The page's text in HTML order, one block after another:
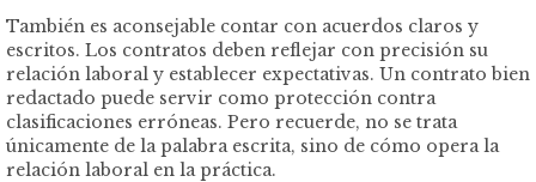
También es aconsejable contar con acuerdos claros y
escritos. Los contratos deben reflejar con precisión su
relación laboral y establecer expectativas. Un contrato bien
redactado puede servir como protección contra
clasificaciones erróneas. Pero recuerde, no se trata
únicamente de la palabra escrita, sino de cómo opera la
relación laboral en la práctica.